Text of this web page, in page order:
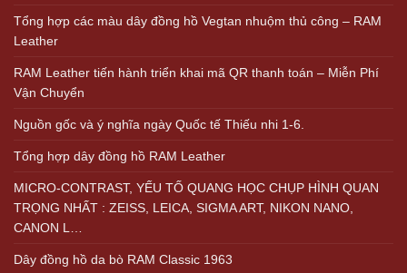
Tổng hợp các màu dây đồng hồ Vegtan nhuộm thủ công – RAM
Leather
RAM Leather tiến hành triển khai mã QR thanh toán – Miễn Phí
Vận Chuyển
Nguồn gốc và ý nghĩa ngày Quốc tế Thiếu nhi 1-6.
Tổng hợp dây đồng hồ RAM Leather
MICRO-CONTRAST, YẾU TỐ QUANG HỌC CHỤP HÌNH QUAN
TRỌNG NHẤT : ZEISS, LEICA, SIGMA ART, NIKON NANO,
CANON L…
Dây đồng hồ da bò RAM Classic 1963